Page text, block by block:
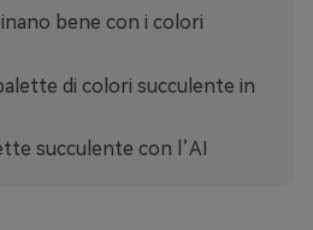
bene con i colori
di colori succulente in
succulente con l’AI